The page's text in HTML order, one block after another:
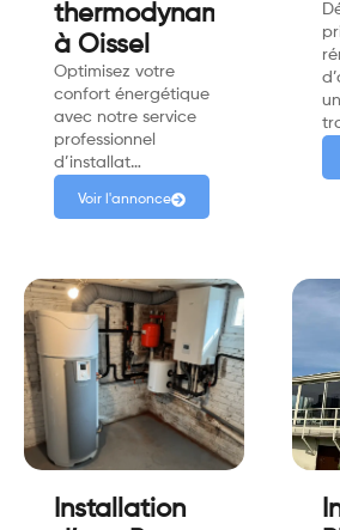
thermodynamique
à Oissel
Optimisez votre
confort énergétique
avec notre service
professionnel
d’installat…
Voir l'annonce
Installation